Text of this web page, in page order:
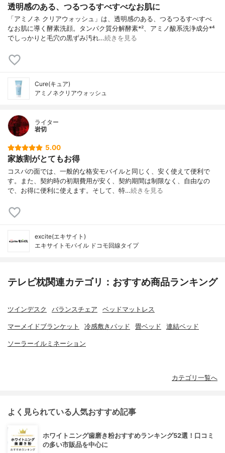
透明感のある、つるつるすべすべなお肌に
「アミノネ クリアウォッシュ」は、透明感のある、つるつるすべすべ
なお肌に導く酵素洗顔。タンパク質分解酵素*²、アミノ酸系洗浄成分*⁴
でしっかりと毛穴の黒ずみ汚れ…続きを見る
Cure(キュア)
アミノネクリアウォッシュ
ライター
岩切
5.00
家族割がとてもお得
コスパの面では、一般的な格安モバイルと同じく、安く使えて便利で
す。また、契約時の初期費用が安く、契約期間は制限なく、自由なの
で、お得に便利に使えます。そして、特…続きを見る
excite(エキサイト)
エキサイトモバイル ドコモ回線タイプ
テレビ枕関連カテゴリ：おすすめ商品ランキング
ツインデスク バランスチェア ベッドマットレス
マーメイドブランケット 冷感敷きパッド 畳ベッド 連結ベッド
ソーラーイルミネーション
カテゴリ一覧へ
よく見られている人気おすすめ記事
ホワイトニング歯磨き粉おすすめランキング52選！口コミ
の多い市販品を中心に